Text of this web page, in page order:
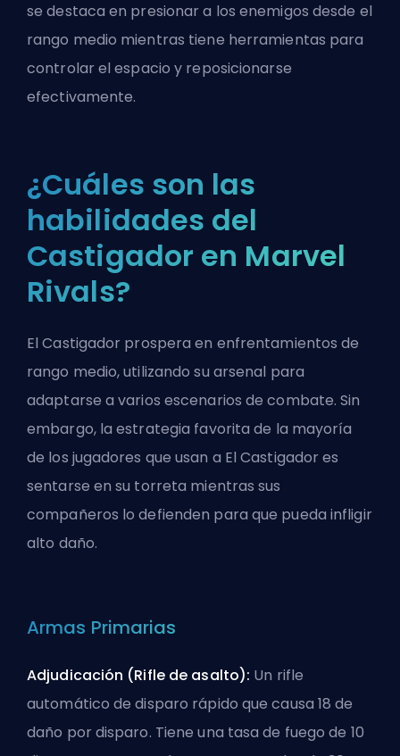
se destaca en presionar a los enemigos desde el
rango medio mientras tiene herramientas para
controlar el espacio y reposicionarse
efectivamente.
¿Cuáles son las
habilidades del
Castigador en Marvel
Rivals?
El Castigador prospera en enfrentamientos de
rango medio, utilizando su arsenal para
adaptarse a varios escenarios de combate. Sin
embargo, la estrategia favorita de la mayoría
de los jugadores que usan a El Castigador es
sentarse en su torreta mientras sus
compañeros lo defienden para que pueda infligir
alto daño.
Armas Primarias
Adjudicación (Rifle de asalto): Un rifle
automático de disparo rápido que causa 18 de
daño por disparo. Tiene una tasa de fuego de 10